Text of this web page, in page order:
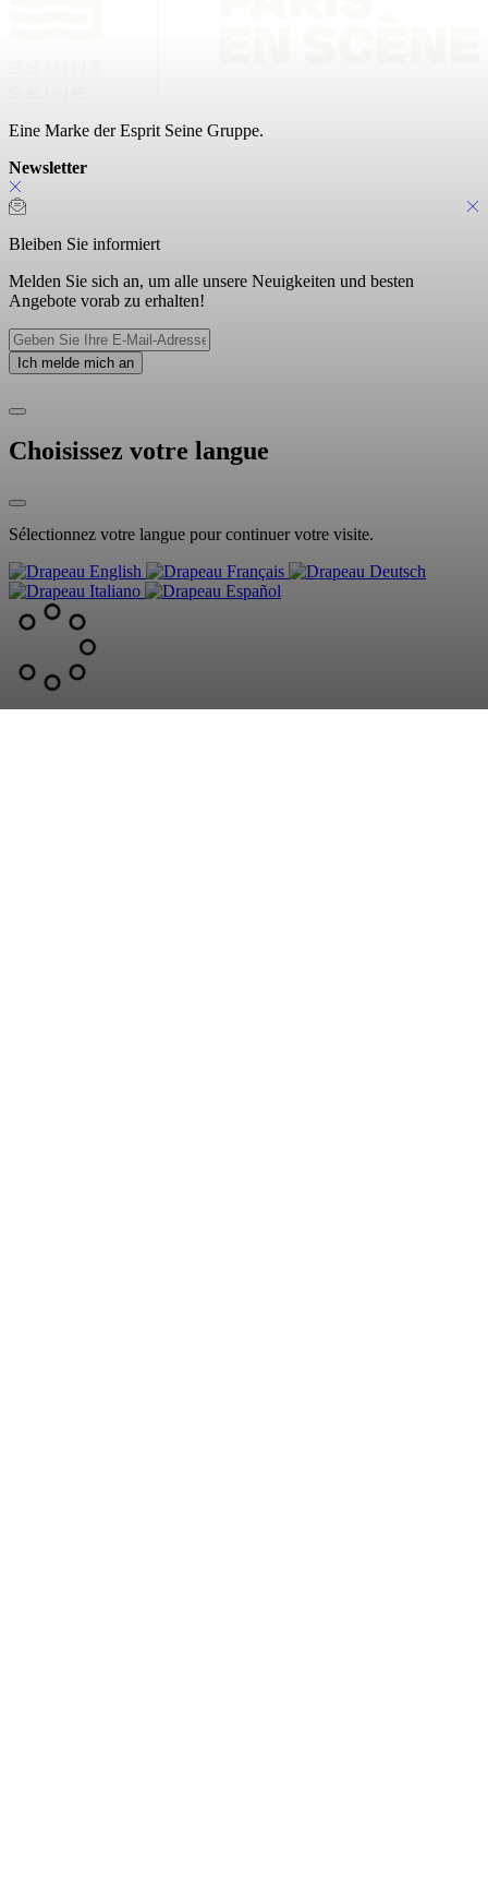
Eine Marke der Esprit Seine Gruppe.
Newsletter
Bleiben Sie informiert
Melden Sie sich an, um alle unsere Neuigkeiten und besten
Angebote vorab zu erhalten!
Choisissez votre langue
Sélectionnez votre langue pour continuer votre visite.